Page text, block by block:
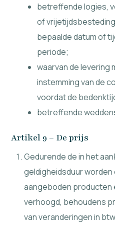
betreffende logies,
of
bepaalde datum of
periode;
waarvan de levering
instemming van de
voordat de
betreffende
Artikel 9 – De prijs
Gedurende de in het
geldigheidsduur worden
aangeboden producten
verhoogd, behoudens
van veranderingen in